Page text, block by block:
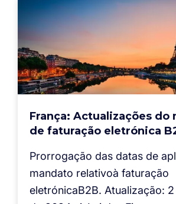
França: Actualizações do
de faturação eletrónica
Prorrogação das datas de
mandato relativoà faturação
eletrónicaB2B. Atualização: